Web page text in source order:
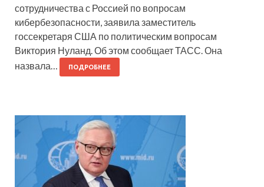
сотрудничества с Россией по вопросам
кибербезопасности, заявила заместитель
госсекретаря США по политическим вопросам
Виктория Нуланд. Об этом сообщает ТАСС. Она
назвала…
ПОДРОБНЕЕ